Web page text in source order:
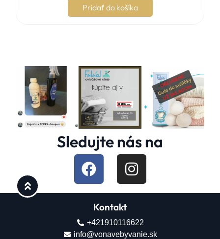
Pridať do košíka
Sledujte nás na
Kontakt
+421910116622
info@vonavebyvanie.sk